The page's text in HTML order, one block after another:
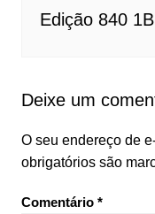
Edição 840
Deixe um
O seu endereço de
obrigatórios são
Comentário *